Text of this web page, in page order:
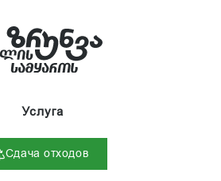
Услуга
Сдача отходов